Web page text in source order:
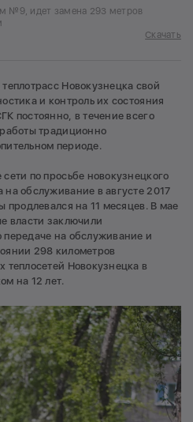
№9, идет замена 293 метров
Скачать
Новокузнецка свой
и контроль их состояния
постоянно, в течение всего
традиционно
периоде.
по просьбе новокузнецкого
обслуживание в августе 2017
продлевался на 11 месяцев. В мае
власти заключили
на обслуживание и
298 километров
теплосетей Новокузнецка в
на 12 лет.